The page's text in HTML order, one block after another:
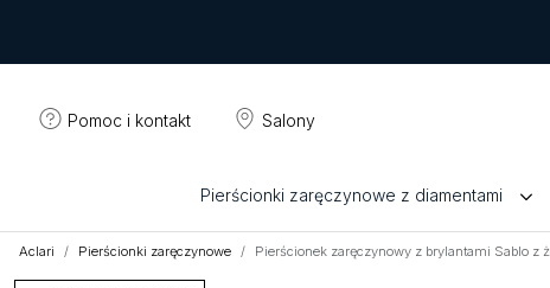
Pomoc i kontakt Salony
Pierścionki zaręczynowe z diamentami
Aclari Pierścionki zaręczynowe Pierścionek zaręczynowy z brylantami Sablo z